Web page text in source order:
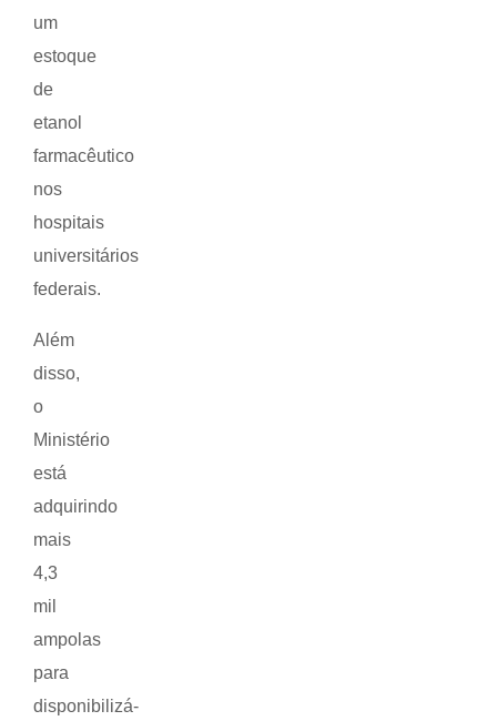
um
estoque
de
etanol
farmacêutico
nos
hospitais
universitários
federais.
Além
disso,
o
Ministério
está
adquirindo
mais
4,3
mil
ampolas
para
disponibilizá-